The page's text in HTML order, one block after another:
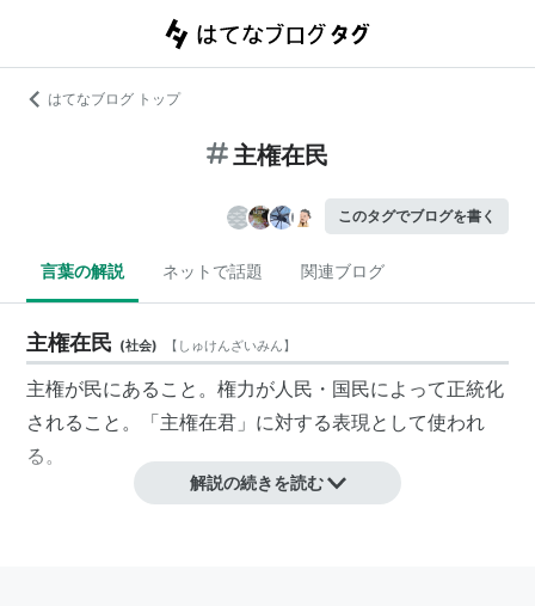
はてなブログ トップ
主権在民
このタグでブログを書く
言葉の解説 ネットで話題 関連ブログ
主権在民 (社会) 【 しゅけんざいみん】
主権が民にあること。権力が人民 ・ 国民によって正統化
されること。「主権在君」に対する表現として使われ
る。
解説の続きを読む